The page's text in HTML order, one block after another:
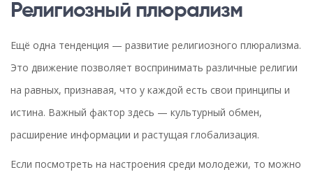
Религиозный плюрализм
Ещё одна тенденция — развитие религиозного плюрализма.
Это движение позволяет воспринимать различные религии
на равных, признавая, что у каждой есть свои принципы и
истина. Важный фактор здесь — культурный обмен,
расширение информации и растущая глобализация.
Если посмотреть на настроения среди молодежи, то можно